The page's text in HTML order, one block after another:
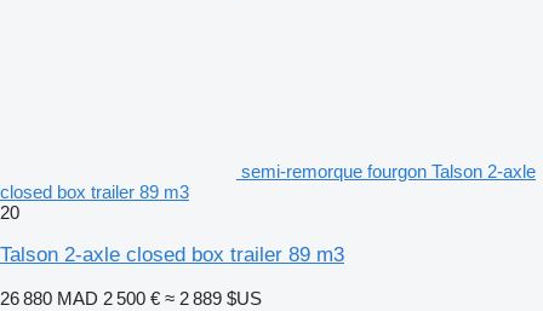
semi-remorque fourgon Talson 2-axle
closed box trailer 89 m3
20
Talson 2-axle closed box trailer 89 m3
26 880 MAD 2 500 € ≈ 2 889 $US